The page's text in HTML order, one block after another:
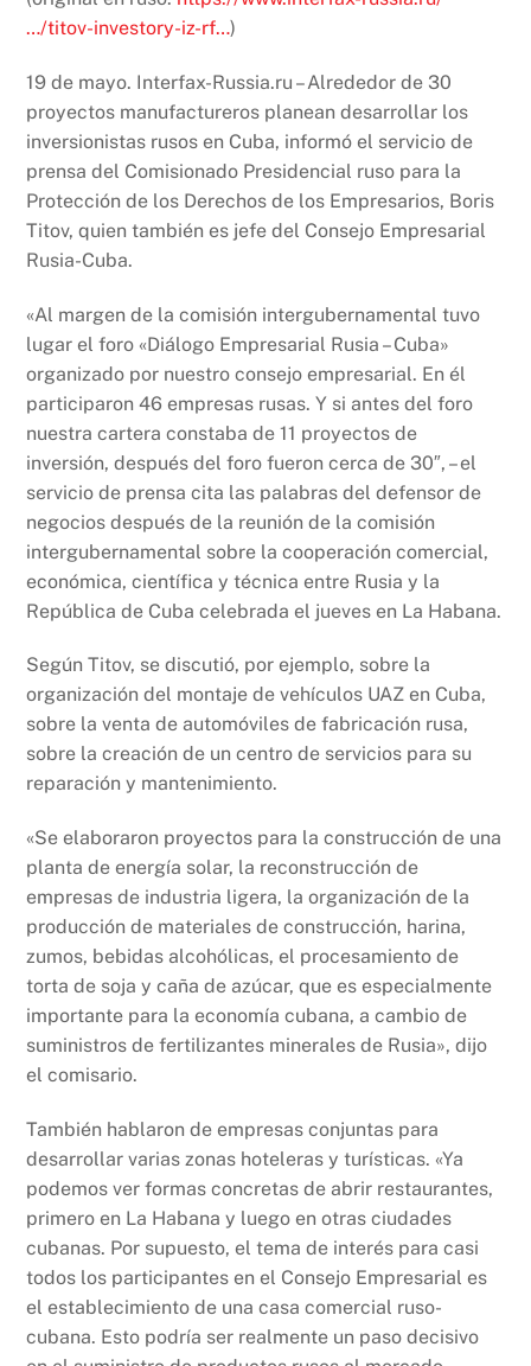
…/titov-investory-iz-rf…)
19 de mayo. Interfax-Russia.ru – Alrededor de 30
proyectos manufactureros planean desarrollar los
inversionistas rusos en Cuba, informó el servicio de
prensa del Comisionado Presidencial ruso para la
Protección de los Derechos de los Empresarios, Boris
Titov, quien también es jefe del Consejo Empresarial
Rusia-Cuba.
«Al margen de la comisión intergubernamental tuvo
lugar el foro «Diálogo Empresarial Rusia – Cuba»
organizado por nuestro consejo empresarial. En él
participaron 46 empresas rusas. Y si antes del foro
nuestra cartera constaba de 11 proyectos de
inversión, después del foro fueron cerca de 30″, – el
servicio de prensa cita las palabras del defensor de
negocios después de la reunión de la comisión
intergubernamental sobre la cooperación comercial,
económica, científica y técnica entre Rusia y la
República de Cuba celebrada el jueves en La Habana.
Según Titov, se discutió, por ejemplo, sobre la
organización del montaje de vehículos UAZ en Cuba,
sobre la venta de automóviles de fabricación rusa,
sobre la creación de un centro de servicios para su
reparación y mantenimiento.
«Se elaboraron proyectos para la construcción de una
planta de energía solar, la reconstrucción de
empresas de industria ligera, la organización de la
producción de materiales de construcción, harina,
zumos, bebidas alcohólicas, el procesamiento de
torta de soja y caña de azúcar, que es especialmente
importante para la economía cubana, a cambio de
suministros de fertilizantes minerales de Rusia», dijo
el comisario.
También hablaron de empresas conjuntas para
desarrollar varias zonas hoteleras y turísticas. «Ya
podemos ver formas concretas de abrir restaurantes,
primero en La Habana y luego en otras ciudades
cubanas. Por supuesto, el tema de interés para casi
todos los participantes en el Consejo Empresarial es
el establecimiento de una casa comercial ruso-
cubana. Esto podría ser realmente un paso decisivo